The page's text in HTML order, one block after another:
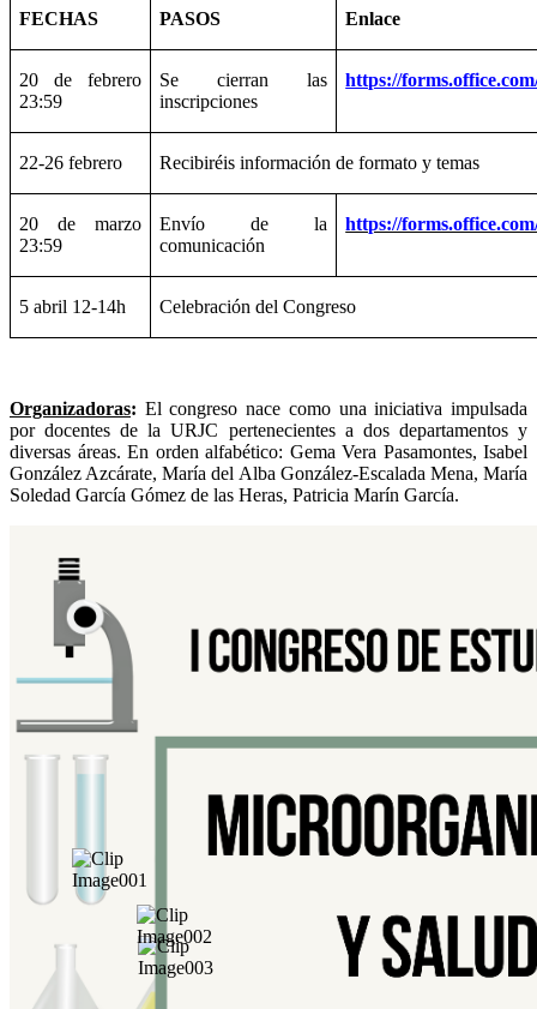
FECHAS PASOS Enlace
20 de febrero
23:59
Se cierran las
inscripciones
https://
22-26 febrero Recibiréis información de formato y temas
20 de marzo
23:59
Envío de la
comunicación
https://
5 abril 12-14h Celebración del Congreso
Organizadoras: El congreso nace como una iniciativa impulsada
por docentes de la URJC pertenecientes a dos departamentos y
diversas áreas. En orden alfabético: Gema Vera Pasamontes, Isabel
González Azcárate, María del Alba González-Escalada Mena, María
Soledad García Gómez de las Heras, Patricia Marín García.